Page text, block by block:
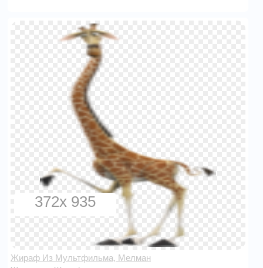
372x 935
Жираф Из Мультфильма, Мелман